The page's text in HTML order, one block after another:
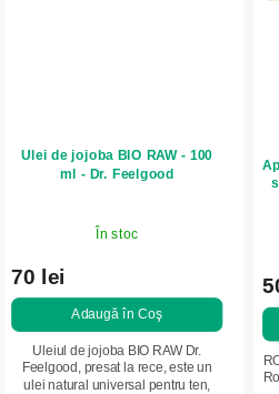
Ulei de jojoba BIO RAW - 100
ml - Dr. Feelgood
În stoc
70 lei
Adaugă în Coş
Uleiul de jojoba BIO RAW Dr.
Feelgood, presat la rece, este un
ulei natural universal pentru ten,